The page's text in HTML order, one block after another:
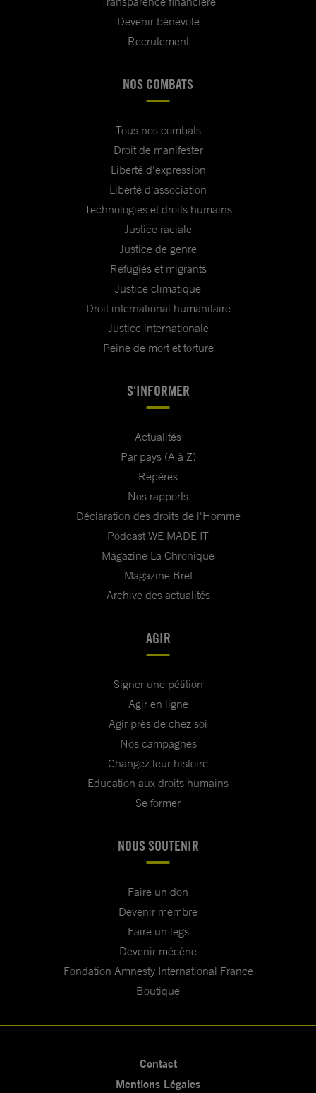
Devenir bénévole
Recrutement
NOS COMBATS
Tous nos combats
Droit de manifester
Liberté d'expression
Liberté d'association
Technologies et droits humains
Justice raciale
Justice de genre
Réfugiés et migrants
Justice climatique
Droit international humanitaire
Justice internationale
Peine de mort et torture
S'INFORMER
Actualités
Par pays (A à Z)
Repères
Nos rapports
Déclaration des droits de l'Homme
Podcast WE MADE IT
Magazine La Chronique
Magazine Bref
Archive des actualités
AGIR
Signer une pétition
Agir en ligne
Agir près de chez soi
Nos campagnes
Changez leur histoire
Education aux droits humains
Se former
NOUS SOUTENIR
Faire un don
Devenir membre
Faire un legs
Devenir mécène
Fondation Amnesty International France
Boutique
Contact
Mentions Légales